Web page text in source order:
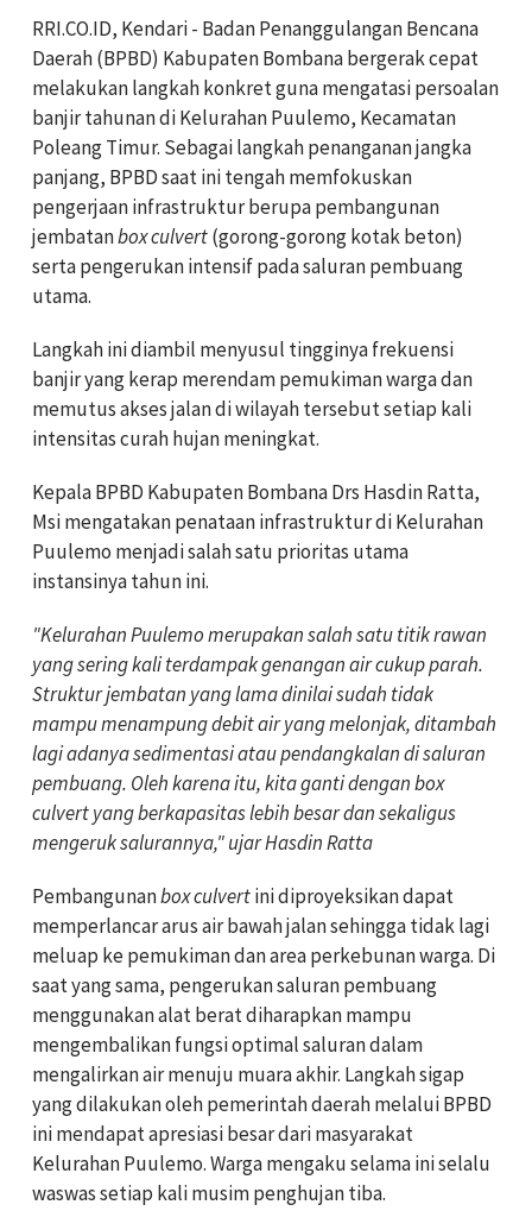
RRI.CO.ID, Kendari - Badan Penanggulangan Bencana
Daerah (BPBD) Kabupaten Bombana bergerak cepat
melakukan langkah konkret guna mengatasi persoalan
banjir tahunan di Kelurahan Puulemo, Kecamatan
Poleang Timur. Sebagai langkah penanganan jangka
panjang, BPBD saat ini tengah memfokuskan
pengerjaan infrastruktur berupa pembangunan
jembatanbox culvert(gorong-gorong kotak beton)
serta pengerukan intensif pada saluran pembuang
utama.
Langkah ini diambil menyusul tingginya frekuensi
banjir yang kerap merendam pemukiman warga dan
memutus akses jalan di wilayah tersebut setiap kali
intensitas curah hujan meningkat.
Kepala BPBD Kabupaten Bombana Drs Hasdin Ratta,
Msi mengatakan penataan infrastruktur di Kelurahan
Puulemo menjadi salah satu prioritas utama
instansinya tahun ini.
"Kelurahan Puulemo merupakan salah satu titik rawan
yang sering kali terdampak genangan air cukup parah.
Struktur jembatan yang lama dinilai sudah tidak
mampu menampung debit air yang melonjak, ditambah
lagi adanya sedimentasi atau pendangkalan di saluran
pembuang. Oleh karena itu, kita ganti dengan box
culvert yang berkapasitas lebih besar dan sekaligus
mengeruk salurannya," ujar Hasdin Ratta
Pembangunanbox culvertini diproyeksikan dapat
memperlancar arus air bawah jalan sehingga tidak lagi
meluap ke pemukiman dan area perkebunan warga. Di
saat yang sama, pengerukan saluran pembuang
menggunakan alat berat diharapkan mampu
mengembalikan fungsi optimal saluran dalam
mengalirkan air menuju muara akhir. Langkah sigap
yang dilakukan oleh pemerintah daerah melalui BPBD
ini mendapat apresiasi besar dari masyarakat
Kelurahan Puulemo. Warga mengaku selama ini selalu
waswas setiap kali musim penghujan tiba.